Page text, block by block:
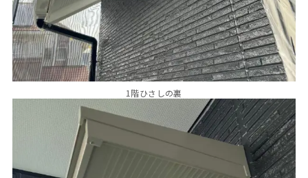
1階ひさしの裏